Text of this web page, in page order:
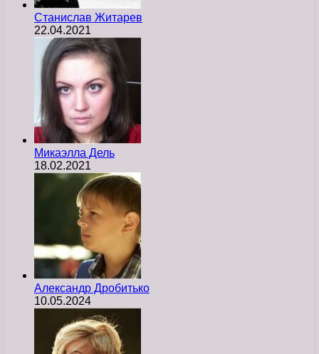
Станислав Житарев
22.04.2021
Микаэлла Дель
18.02.2021
Александр Дробитько
10.05.2024